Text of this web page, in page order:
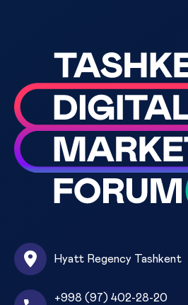
Hyatt Regency Tashkent
+998 (97) 402-28-20